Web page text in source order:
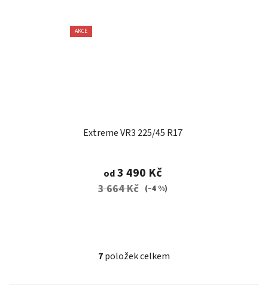
AKCE
Extreme VR3 225/45 R17
od3 490 Kč
3 664 Kč (–4 %)
O
7položek celkem